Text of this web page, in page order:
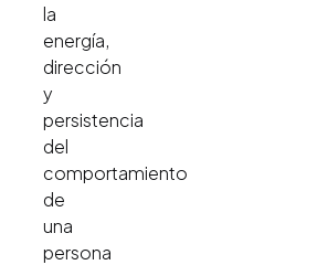
la
energía,
dirección
y
persistencia
del
comportamiento
de
una
persona